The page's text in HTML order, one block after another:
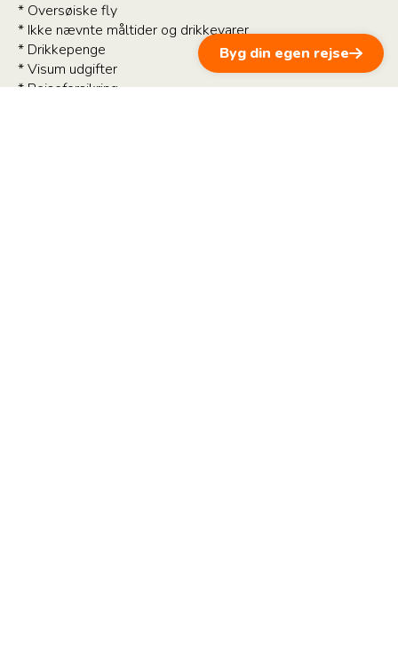
Byg din egen rejse
* Oversøiske fly
* Ikke nævnte måltider og drikkevarer
* Drikkepenge
* Visum udgifter
* Rejseforsikring